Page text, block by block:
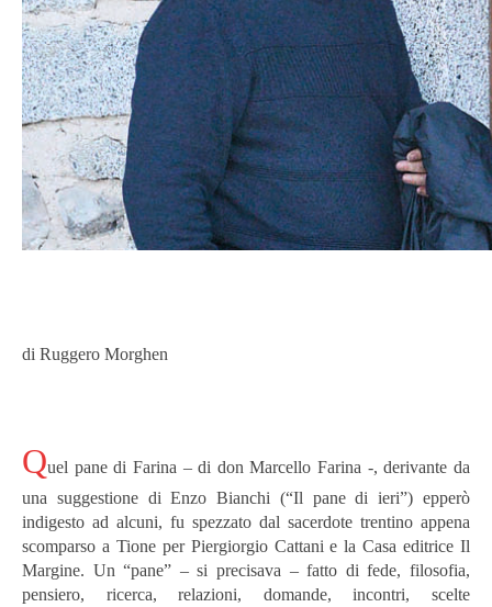
di Ruggero Morghen
Quel pane di Farina – di don Marcello Farina -, derivante da
una suggestione di Enzo Bianchi (“Il pane di ieri”) epperò
indigesto ad alcuni, fu spezzato dal sacerdote trentino appena
scomparso a Tione per Piergiorgio Cattani e la Casa editrice Il
Margine. Un “pane” – si precisava – fatto di fede, filosofia,
pensiero, ricerca, relazioni, domande, incontri, scelte